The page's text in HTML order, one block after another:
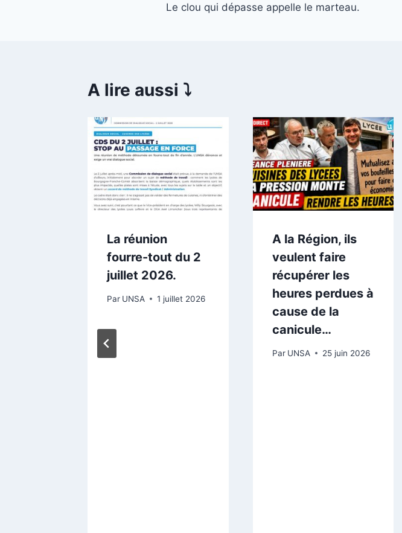
de
Le clou qui dépasse appelle le marteau.
A lire aussi ⤵️
La réunion
fourre-tout du 2
juillet 2026.
Par UNSA 1 juillet 2026
A la Région, ils
veulent faire
récupérer les
heures perdues à
cause de la
canicule…
Par UNSA 25 juin 2026